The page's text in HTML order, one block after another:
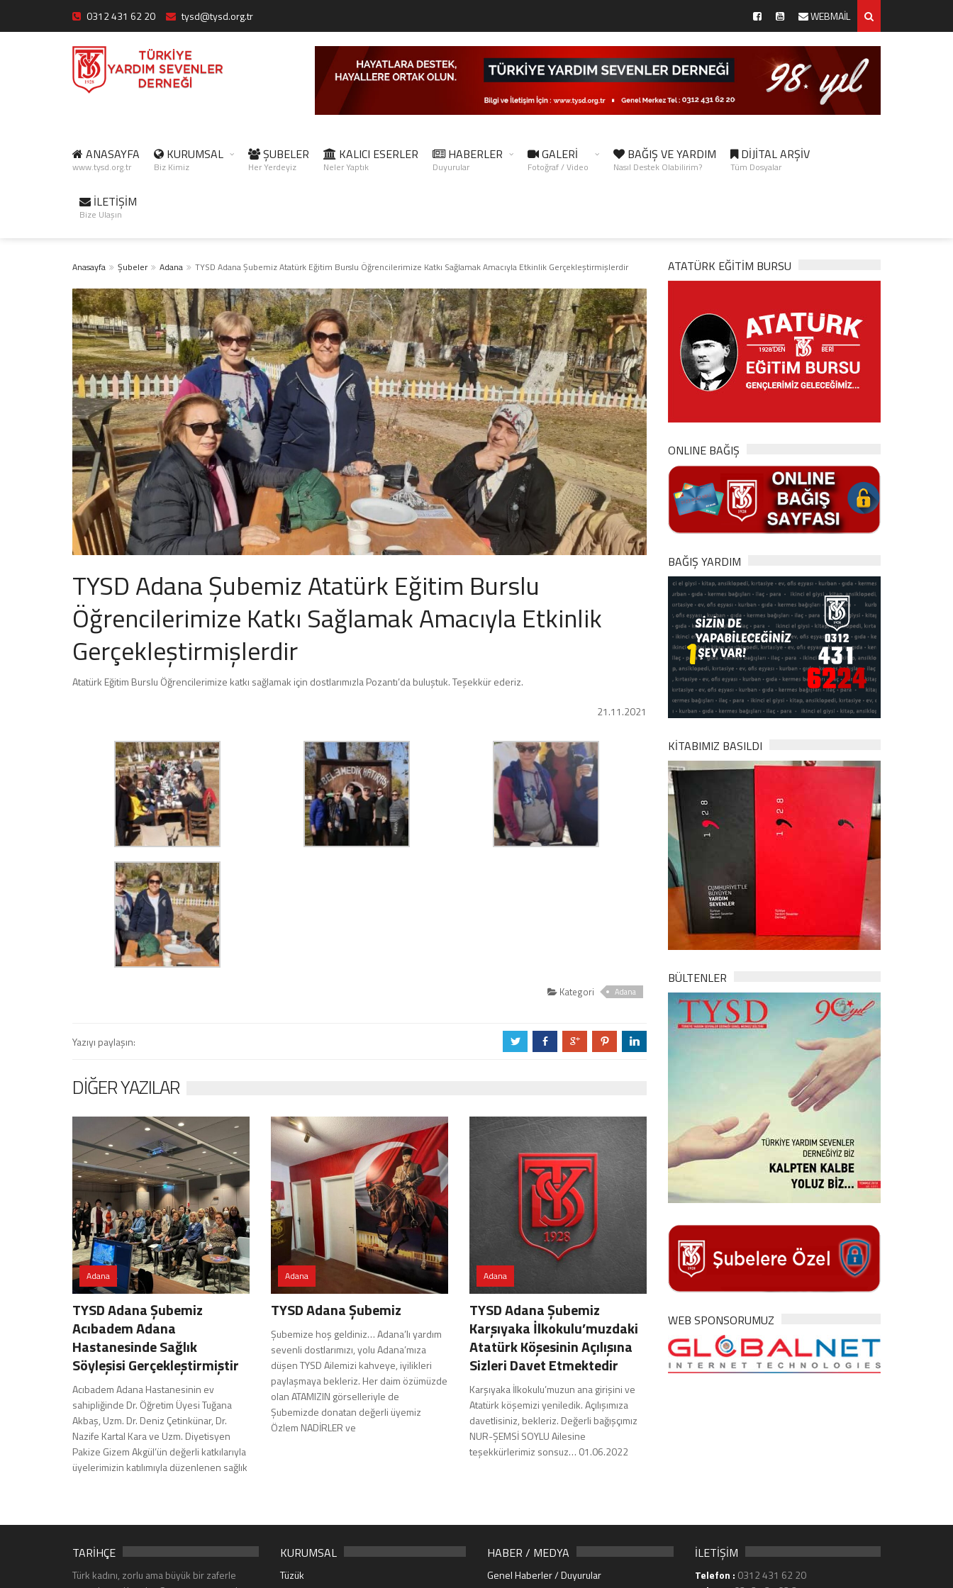
0312 431 62 20 tysd@tysd.org.tr WEBMAİL
ANASAYFA
www.tysd.org.tr
KURUMSAL
Biz Kimiz
ŞUBELER
Her Yerdeyiz
KALICI ESERLER
Neler Yaptık
HABERLER
Duyurular
GALERİ
Fotoğraf / Video
BAĞIŞ VE YARDIM
Nasıl Destek Olabilirim?
DİJİTAL ARŞİV
Tüm Dosyalar
İLETİŞİM
Bize Ulaşın
Anasayfa Şubeler Adana TYSD Adana Şubemiz Atatürk Eğitim Burslu Öğrencilerimize Katkı Sağlamak Amacıyla Etkinlik Gerçekleştirmişlerdir
TYSD Adana Şubemiz Atatürk Eğitim Burslu
Öğrencilerimize Katkı Sağlamak Amacıyla Etkinlik
Gerçekleştirmişlerdir
Atatürk Eğitim Burslu Öğrencilerimize katkı sağlamak için dostlarımızla Pozantı’da buluştuk. Teşekkür ederiz.
21.11.2021
Kategori Adana
Yazıyı paylaşın: a b c d j
DIĞER YAZILAR
Adana
TYSD Adana Şubemiz
Acıbadem Adana
Hastanesinde Sağlık
Söyleşisi Gerçekleştirmiştir
Acıbadem Adana Hastanesinin ev
sahipliğinde Dr. Öğretim Üyesi Tuğana
Akbaş, Uzm. Dr. Deniz Çetinkünar, Dr.
Nazife Kartal Kara ve Uzm. Diyetisyen
Pakize Gizem Akgül’ün değerli katkılarıyla
üyelerimizin katılımıyla düzenlenen sağlık
Adana
TYSD Adana Şubemiz
Şubemize hoş geldiniz… Adana’lı yardım
sevenli dostlarımızı, yolu Adana’mıza
düşen TYSD Ailemizi kahveye, iyilikleri
paylaşmaya bekleriz. Her daim özümüzde
olan ATAMIZIN görselleriyle de
Şubemizde donatan değerli üyemiz
Özlem NADİRLER ve
Adana
TYSD Adana Şubemiz
Karşıyaka İlkokulu’muzdaki
Atatürk Köşesinin Açılışına
Sizleri Davet Etmektedir
Karşıyaka İlkokulu’muzun ana girişini ve
Atatürk köşemizi yeniledik. Açılışımıza
davetlisiniz, bekleriz. Değerli bağışçımız
NUR-ŞEMSİ SOYLU Ailesine
teşekkürlerimiz sonsuz… 01.06.2022
ATATÜRK EĞITIM BURSU
ONLINE BAĞIŞ
BAĞIŞ YARDIM
KİTABIMIZ BASILDI
BÜLTENLER
WEB SPONSORUMUZ
TARİHÇE
Türk kadını, zorlu ama büyük bir zaferle
KURUMSAL
Tüzük
HABER / MEDYA
Genel Haberler / Duyurular
İLETİŞİM
Telefon : 0312 431 62 20